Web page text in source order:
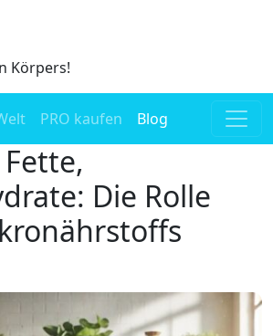
Körpers!
PRO kaufen Blog
Die Rolle